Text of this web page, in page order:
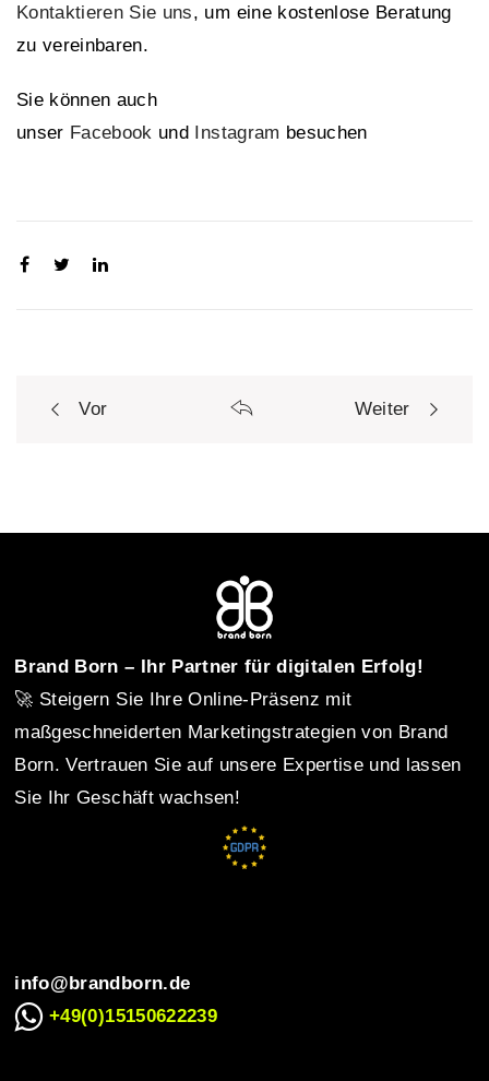
Kontaktieren Sie uns, um eine kostenlose Beratung
zu vereinbaren.
Sie können auch
unser Facebook und Instagram besuchen
t
n
a
i
g
Vor Weiter
Brand Born – Ihr Partner für digitalen Erfolg!
🚀 Steigern Sie Ihre Online-Präsenz mit
maßgeschneiderten Marketingstrategien von Brand
Born. Vertrauen Sie auf unsere Expertise und lassen
Sie Ihr Geschäft wachsen!
info@brandborn.de
+49(0)15150622239